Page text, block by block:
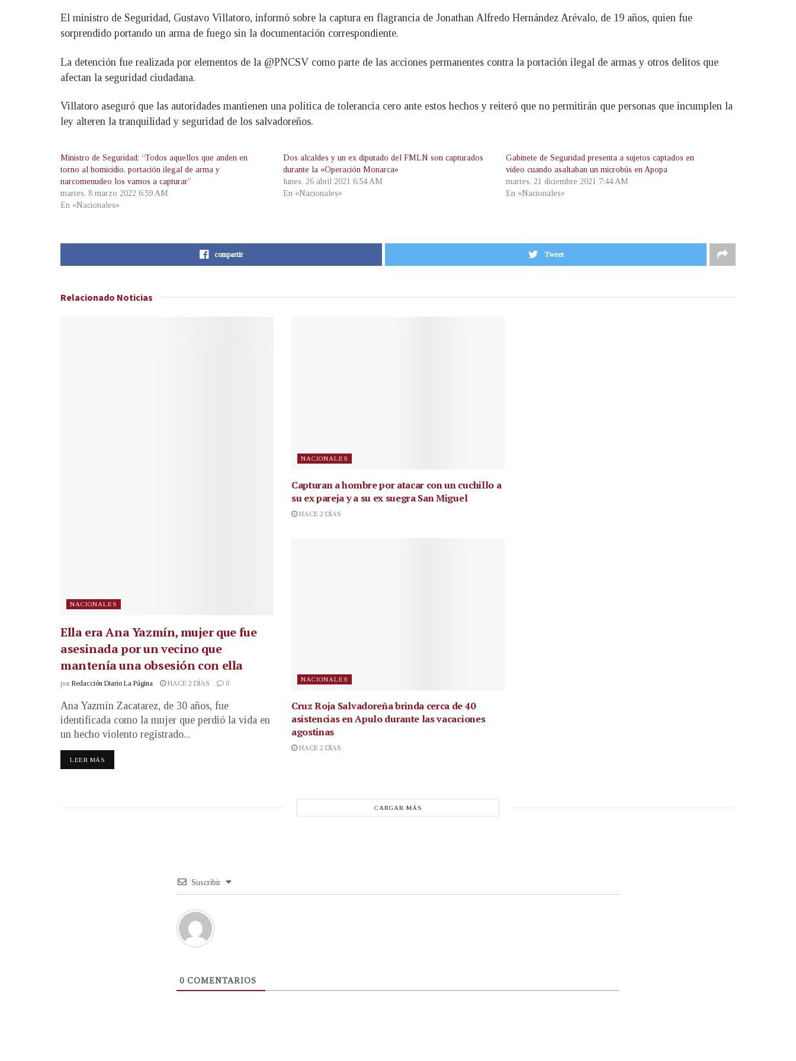
El ministro de Seguridad, Gustavo Villatoro, informó sobre la captura en flagrancia de Jonathan Alfredo Hernández Arévalo, de 19 años, quien fue
sorprendido portando un arma de fuego sin la documentación correspondiente.
La detención fue realizada por elementos de la @PNCSV como parte de las acciones permanentes contra la portación ilegal de armas y otros delitos que
afectan la seguridad ciudadana.
Villatoro aseguró que las autoridades mantienen una política de tolerancia cero ante estos hechos y reiteró que no permitirán que personas que incumplen la
ley alteren la tranquilidad y seguridad de los salvadoreños.
Ministro de Seguridad: “Todos aquellos que anden en
torno al homicidio, portación ilegal de arma y
narcomenudeo los vamos a capturar”
martes, 8 marzo 2022 6:59 AM
En «Nacionales»
Dos alcaldes y un ex diputado del FMLN son capturados
durante la «Operación Monarca»
lunes, 26 abril 2021 6:54 AM
En «Nacionales»
Gabinete de Seguridad presenta a sujetos captados en
video cuando asaltaban un microbús en Apopa
martes, 21 diciembre 2021 7:44 AM
En «Nacionales»
compartir Tweet
Relacionado Noticias
NACIONALES
Ella era Ana Yazmín, mujer que fue
asesinada por un vecino que
mantenía una obsesión con ella
por Redacción Diario La Página HACE 2 DÍAS 0
Ana Yazmín Zacatarez, de 30 años, fue
identificada como la mujer que perdió la vida en
un hecho violento registrado...
LEER MÁS
NACIONALES
Capturan a hombre por atacar con un cuchillo a
su ex pareja y a su ex suegra San Miguel
HACE 2 DÍAS
NACIONALES
Cruz Roja Salvadoreña brinda cerca de 40
asistencias en Apulo durante las vacaciones
agostinas
HACE 2 DÍAS
CARGAR MÁS
Suscribir
0 COMENTARIOS